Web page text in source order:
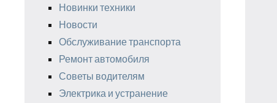
Новинки техники
Новости
Обслуживание транспорта
Ремонт автомобиля
Советы водителям
Электрика и устранение